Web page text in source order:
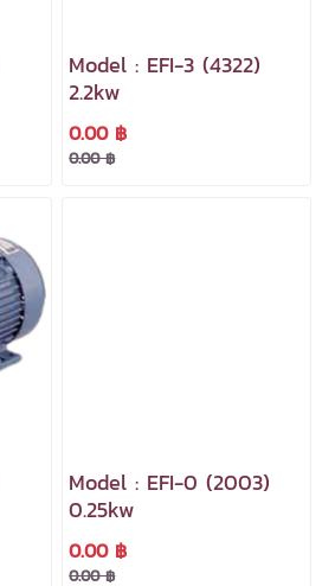
Model : EFI-3 (4322)
2.2kw
0.00 ฿
0.00 ฿
Model : EFI-0 (2003)
0.25kw
0.00 ฿
0.00 ฿